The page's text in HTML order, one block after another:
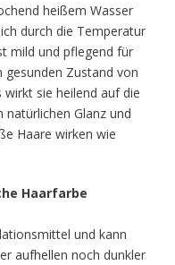
heißem Wasser
durch die Temperatur
mild und pflegend für
gesunden Zustand von
sie heilend auf die
natürlichen Glanz und
Haare wirken wie
Haarfarbe
und kann
aufhellen noch dunkler